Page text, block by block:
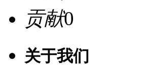
贡献0
关于我们